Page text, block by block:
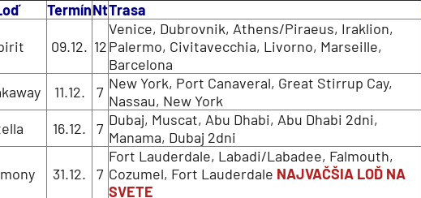
TermínNtTrasa
09.12. 12
Venice, Dubrovnik, Athens/Piraeus, Iraklion,
Palermo, Civitavecchia, Livorno, Marseille,
Barcelona
11.12. 7 New York, Port Canaveral, Great Stirrup Cay,
Nassau, New York
16.12. 7 Dubaj, Muscat, Abu Dhabi, Abu Dhabi 2dni,
Manama, Dubaj 2dni
31.12. 7
Fort Lauderdale, Labadi/Labadee, Falmouth,
Cozumel, Fort Lauderdale NAJVAČŠIA LOĎ NA
SVETE